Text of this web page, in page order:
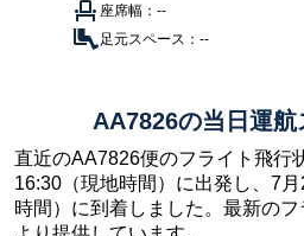
座席幅：--
足元スペース：--
AA7826の当日運
直近のAA7826便のフライト飛行
16:30（現地時間）に出発し、7
時間）に到着しました。最新の